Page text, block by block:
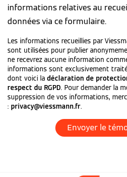
informations relatives au
données via ce formulaire.
Les informations recueillies par
sont utilisées pour publier
ne recevrez aucune information
informations sont exclusivement
dont voici la déclaration de
respect du RGPD. Pour demander la
suppression de vos informations,
: privacy@viessmann.fr.